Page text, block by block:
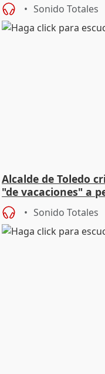
Sonido Totales
Alcalde de Toledo
"de vacaciones" a
Sonido Totales